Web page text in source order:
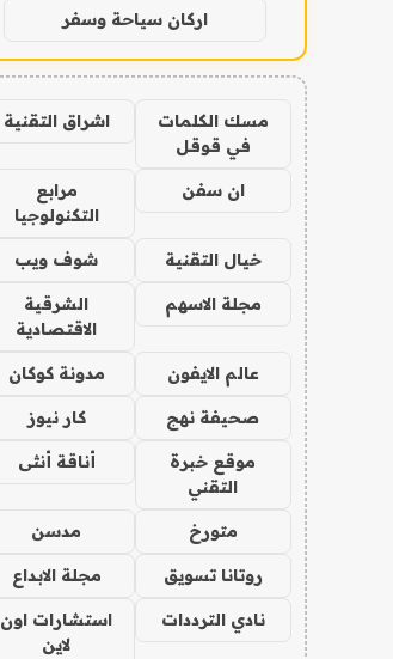
اركان سياحة وسفر
مسك الكلمات
في قوقل
اشراق التقنية
ان سفن
مرابع
التكنولوجيا
خيال التقنية شوف ويب
مجلة الاسهم
الشرقية
الاقتصادية
عالم الايفون مدونة كوكان
صحيفة نهج كار نيوز
موقع خبرة
التقني
أناقة أنثى
متورخ مدسن
روتانا تسويق مجلة الابداع
نادي الترددات
استشارات اون
لاين